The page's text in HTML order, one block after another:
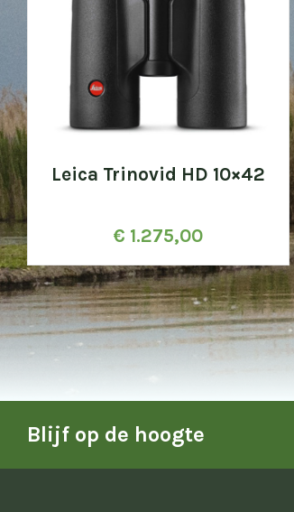
Leica Trinovid HD 10×42
€ 1.275,00
Blijf op de hoogte